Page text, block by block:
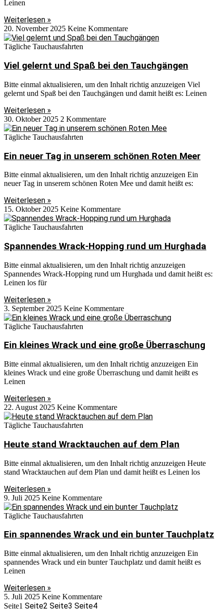
Leinen
Weiterlesen »
20. November 2025 Keine Kommentare
Tägliche Tauchausfahrten
Viel gelernt und Spaß bei den Tauchgängen
Bitte einmal aktualisieren, um den Inhalt richtig anzuzeigen Viel
gelernt und Spaß bei den Tauchgängen und damit heißt es: Leinen
Weiterlesen »
30. Oktober 2025 2 Kommentare
Tägliche Tauchausfahrten
Ein neuer Tag in unserem schönen Roten Meer
Bitte einmal aktualisieren, um den Inhalt richtig anzuzeigen Ein
neuer Tag in unserem schönen Roten Mee und damit heißt es:
Weiterlesen »
15. Oktober 2025 Keine Kommentare
Tägliche Tauchausfahrten
Spannendes Wrack-Hopping rund um Hurghada
Bitte einmal aktualisieren, um den Inhalt richtig anzuzeigen
Spannendes Wrack-Hopping rund um Hurghada und damit heißt es:
Leinen los für
Weiterlesen »
3. September 2025 Keine Kommentare
Tägliche Tauchausfahrten
Ein kleines Wrack und eine große Überraschung
Bitte einmal aktualisieren, um den Inhalt richtig anzuzeigen Ein
kleines Wrack und eine große Überraschung und damit heißt es
Leinen
Weiterlesen »
22. August 2025 Keine Kommentare
Tägliche Tauchausfahrten
Heute stand Wracktauchen auf dem Plan
Bitte einmal aktualisieren, um den Inhalt richtig anzuzeigen Heute
stand Wracktauchen auf dem Plan und damit heißt es Leinen los
Weiterlesen »
9. Juli 2025 Keine Kommentare
Tägliche Tauchausfahrten
Ein spannendes Wrack und ein bunter Tauchplatz
Bitte einmal aktualisieren, um den Inhalt richtig anzuzeigen Ein
spannendes Wrack und ein bunter Tauchplatz und damit heißt es
Leinen
Weiterlesen »
5. Juli 2025 Keine Kommentare
Seite1 Seite2 Seite3 Seite4